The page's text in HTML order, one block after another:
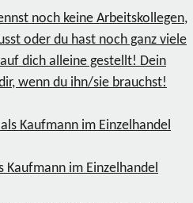
noch keine Arbeitskollegen,
oder du hast noch ganz viele
dich alleine gestellt! Dein
wenn du ihn/sie brauchst!
Kaufmann im Einzelhandel